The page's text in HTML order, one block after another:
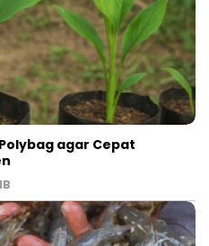
agar Cepat